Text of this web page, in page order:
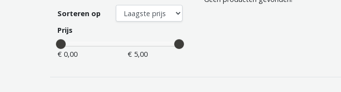
Sorteren op
Prijs
€ 0,00 € 5,00